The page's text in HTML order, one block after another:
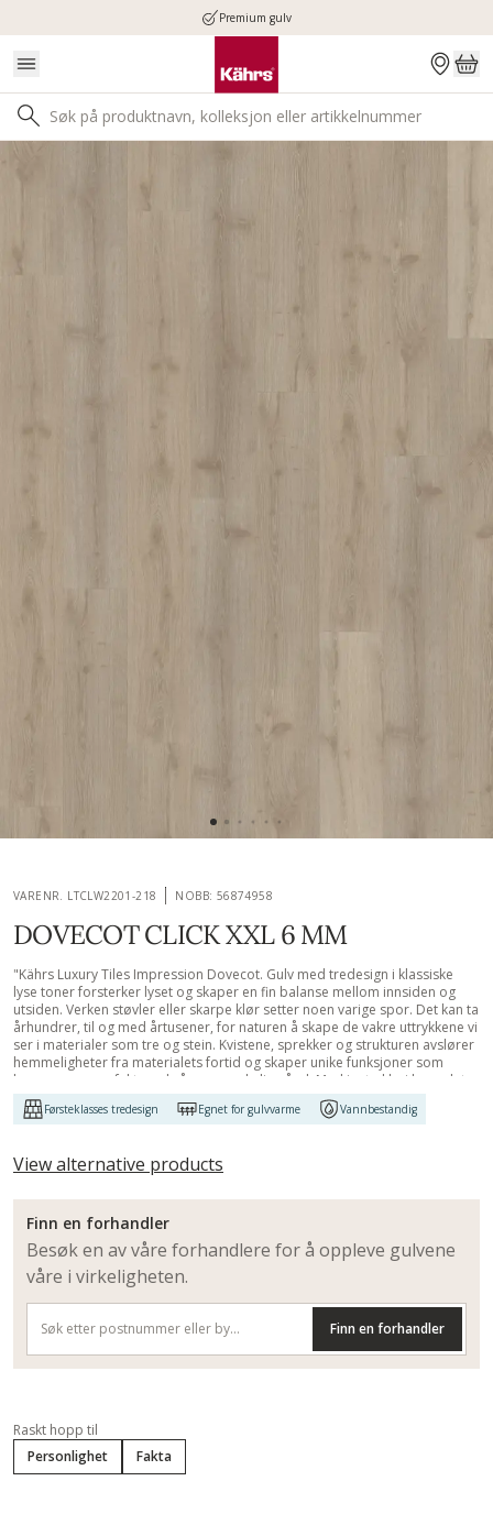
Premium gulv
VARENR. LTCLW2201-218 NOBB: 56874958
DOVECOT CLICK XXL 6 MM
"Kährs Luxury Tiles Impression Dovecot. Gulv med tredesign i klassiske
lyse toner forsterker lyset og skaper en fin balanse mellom innsiden og
utsiden. Verken støvler eller skarpe klør setter noen varige spor. Det kan ta
århundrer, til og med årtusener, for naturen å skape de vakre uttrykkene vi
ser i materialer som tre og stein. Kvistene, sprekker og strukturen avslører
hemmeligheter fra materialets fortid og skaper unike funksjoner som
harmonerer perfekt med vår menneskelige ånd. Med inntrykk vi har valgt
en samling med vakre, naturlige tre- og steinkonstruksjoner nøye og
gjenskapt dem med nøye oppmerksomhet til hver eneste detalj. Fra varm,
Førsteklasses tredesign Egnet for gulvvarme Vannbestandig
View alternative products
Finn en forhandler
Besøk en av våre forhandlere for å oppleve gulvene
våre i virkeligheten.
Finn en forhandler
Raskt hopp til
Personlighet
Fakta